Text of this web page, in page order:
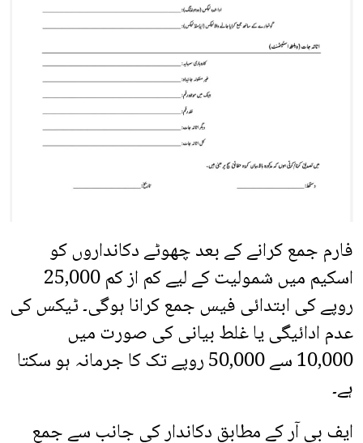
فارم جمع کرانے کے بعد چھوٹے دکانداروں کو
اسکیم میں شمولیت کے لیے کم از کم 25,000
روپے کی ابتدائی فیس جمع کرانا ہوگی۔ ٹیکس کی
عدم ادائیگی یا غلط بیانی کی صورت میں
10,000 سے 50,000 روپے تک کا جرمانہ ہو سکتا
ہے۔
ایف بی آر کے مطابق دکاندار کی جانب سے جمع